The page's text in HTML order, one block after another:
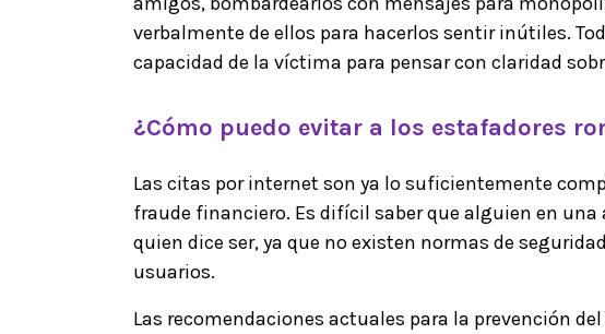
verbalmente de ellos para hacerlos sentir inútiles.
capacidad de la víctima para pensar con claridad
¿Cómo puedo evitar a los estafadores
Las citas por internet son ya lo suficientemente
fraude financiero. Es difícil saber que alguien en
quien dice ser, ya que no existen normas de
usuarios.
Las recomendaciones actuales para la prevención